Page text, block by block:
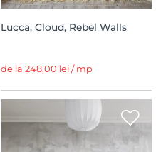
Lucca, Cloud, Rebel Walls
de la 248,00 lei / mp